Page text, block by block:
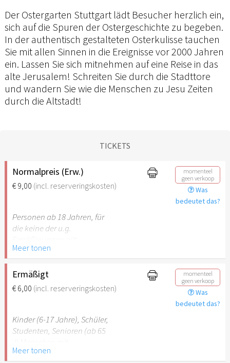
Der Ostergarten Stuttgart lädt Besucher herzlich ein,
sich auf die Spuren der Ostergeschichte zu begeben.
In der authentisch gestalteten Osterkulisse tauchen
Sie mit allen Sinnen in die Ereignisse vor 2000 Jahren
ein. Lassen Sie sich mitnehmen auf eine Reise in das
alte Jerusalem! Schreiten Sie durch die Stadttore
und wandern Sie wie die Menschen zu Jesu Zeiten
durch die Altstadt!
TICKETS
Normalpreis (Erw.)
€ 9,00 (incl. reserveringskosten)
momenteel
geen verkoop
Was
bedeutet das?
Personen ab 18 Jahren, für
die keine der u.g.
Meer tonen
Ermäßigt
€ 6,00 (incl. reserveringskosten)
momenteel
geen verkoop
Was
bedeutet das?
Kinder (6-17 Jahre), Schüler,
Studenten, Senioren (ab 65
Behinderung (ab 50%),
Meer tonen